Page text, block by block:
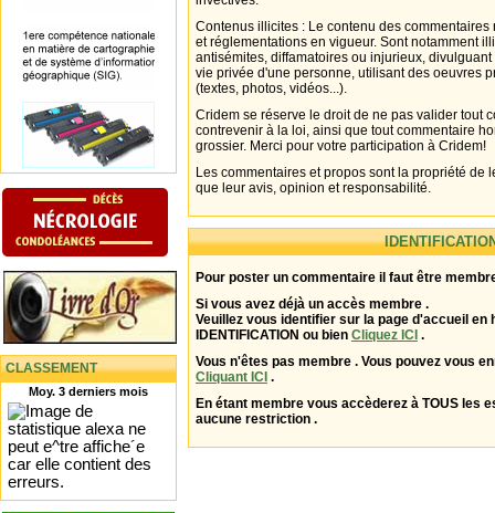
CLASSEMENT
Moy. 3 derniers mois
Contenus illicites : Le contenu des
et réglementations en vigueur. Sont notamment
antisémites, diffamatoires ou injurieux,
vie privée d'une personne, utilisant des oeuvres
(textes, photos, vidéos...).
Cridem se réserve le droit de ne pas valider tout
contrevenir à la loi, ainsi que tout commentaire
grossier. Merci pour votre participation à Cridem!
Les commentaires et propos sont la propriété de
que leur avis, opinion et responsabilité.
Pour poster un commentaire il faut être
Si vous avez déjà un accès membre .
Veuillez vous identifier sur la page d'accueil en
IDENTIFICATION ou bien Cliquez ICI .
Vous n'êtes pas membre . Vous pouvez vous
Cliquant ICI .
En étant membre vous accèderez à TOUS les
aucune restriction .